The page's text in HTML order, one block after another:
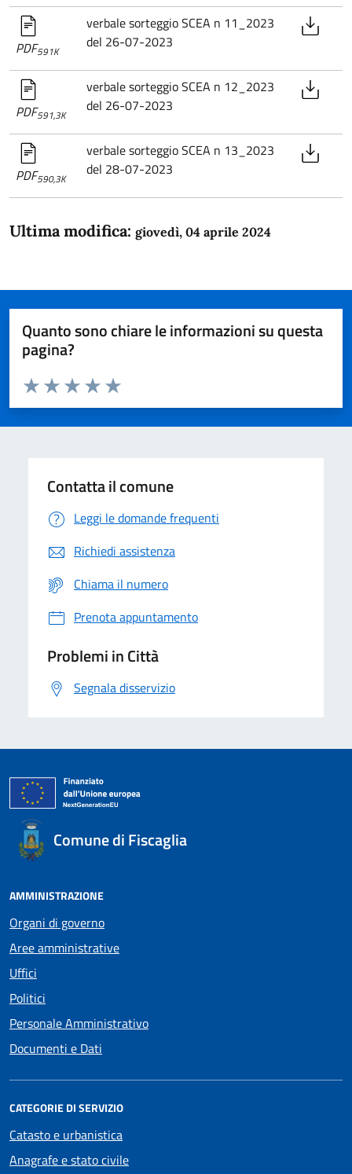
PDF591K
verbale sorteggio SCEA n 11_2023
del 26-07-2023
PDF591,3K
verbale sorteggio SCEA n 12_2023
del 26-07-2023
PDF590,3K
verbale sorteggio SCEA n 13_2023
del 28-07-2023
Ultima modifica: giovedì, 04 aprile 2024
Quanto sono chiare le informazioni su questa
pagina?
Domanda
Valuta da 1 a 5 stelle la pagina
Valuta 5 stelle su 5
Valuta 4 stelle su 5
Valuta 3 stelle su 5
Valuta 2 stelle su 5
Valuta 1 stelle su 5
Contatta il comune
Leggi le domande frequenti
Richiedi assistenza
Chiama il numero
Prenota appuntamento
Problemi in Città
Segnala disservizio
Comune di Fiscaglia
AMMINISTRAZIONE
Organi di governo
Aree amministrative
Uffici
Politici
Personale Amministrativo
Documenti e Dati
CATEGORIE DI SERVIZIO
Catasto e urbanistica
Anagrafe e stato civile